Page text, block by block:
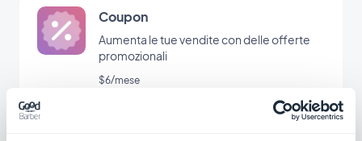
Coupon
Aumenta le tue vendite con delle offerte
promozionali
$6/mese